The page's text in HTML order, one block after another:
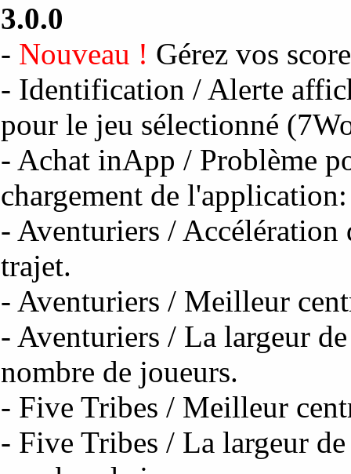
3.0.0
- Nouveau ! Gérez vos
- Identification / Alerte
pour le jeu sélectionné
- Achat inApp / Problème
chargement de
- Aventuriers /
trajet.
- Aventuriers / Meilleur
- Aventuriers / La largeur
nombre de joueurs.
- Five Tribes / Meilleur
- Five Tribes / La largeur